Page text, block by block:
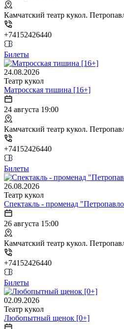
Камчатский театр кукол.
+74152426440
Билеты
24.08.2026
Театр кукол
Матросская тишина [16+]
24 августа 19:00
Камчатский театр кукол.
+74152426440
Билеты
26.08.2026
Театр кукол
Спектакль - променад
26 августа 15:00
Камчатский театр кукол.
+74152426440
Билеты
02.09.2026
Театр кукол
Любопытный щенок [0+]